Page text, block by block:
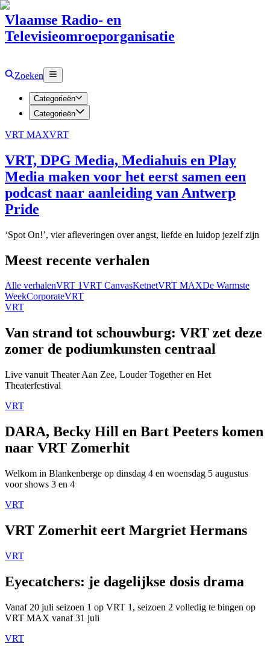
Vlaamse Radio- en
Televisieomroeporganisatie
Zoeken
Categorieën
Categorieën
VRT MAXVRT
VRT, DPG Media, Mediahuis en Play
Media maken voor het eerst samen een
podcast naar aanleiding van Antwerp
Pride
‘Spot On!’, vier afleveringen over angst, liefde en luidop jezelf zijn
Meest recente verhalen
Alle verhalenVRT 1VRT CanvasKetnetVRT MAXDe Warmste
WeekCorporateVRT
VRT
Van strand tot schouwburg: VRT zet deze
zomer de podiumkunsten centraal
Live vanuit Theater Aan Zee, Louder Together en Het
Theaterfestival
VRT
DARA, Becky Hill en Bart Peeters komen
naar VRT Zomerhit
Welkom in Blankenberge op dinsdag 4 en woensdag 5 augustus
voor shows 3 en 4
VRT
VRT Zomerhit eert Margriet Hermans
VRT
Eyecatchers: je dagelijkse dosis drama
Vanaf 20 juli seizoen 1 op VRT 1, seizoen 2 volledig te bingen op
VRT MAX vanaf 31 juli
VRT